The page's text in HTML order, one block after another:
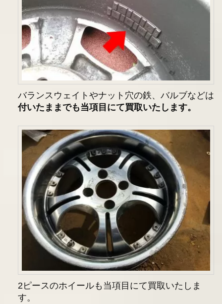
バランスウェイトやナット穴の鉄、バルブなどは
付いたままでも当項目にて買取いたします。
2ピースのホイールも当項目にて買取いたしま
す。